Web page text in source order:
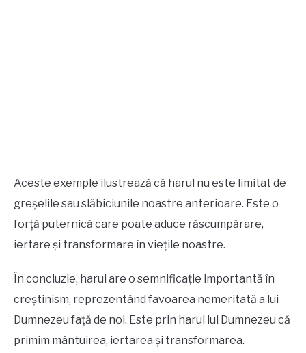
Aceste exemple ilustrează că harul nu este limitat de
greșelile sau slăbiciunile noastre anterioare. Este o
forță puternică care poate aduce răscumpărare,
iertare și transformare în viețile noastre.
În concluzie, harul are o semnificație importantă în
creștinism, reprezentând favoarea nemeritată a lui
Dumnezeu față de noi. Este prin harul lui Dumnezeu că
primim mântuirea, iertarea și transformarea.